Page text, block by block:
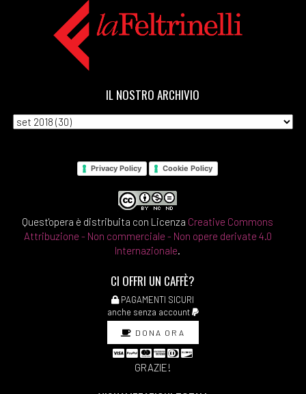
IL NOSTRO ARCHIVIO
Privacy Policy Cookie Policy
Quest'opera è distribuita con Licenza Creative Commons
Attribuzione - Non commerciale - Non opere derivate 4.0
Internazionale.
CI OFFRI UN CAFFÈ?
PAGAMENTI SICURI
anche senza account
DONA ORA
GRAZIE!